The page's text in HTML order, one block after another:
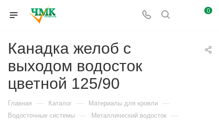
0
Канадка желоб с
выходом водосток
цветной 125/90
Главная — Каталог — Материалы для кровли —
Водосточные системы — Металлический водосток —